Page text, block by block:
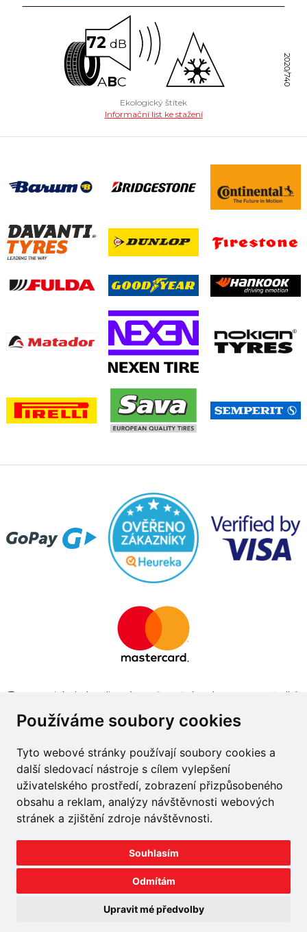
Používáme soubory cookies
Tyto webové stránky používají soubory cookies a
další sledovací nástroje s cílem vylepšení
uživatelského prostředí, zobrazení přizpůsobeného
obsahu a reklam, analýzy návštěvnosti webových
stránek a zjištění zdroje návštěvnosti.
Souhlasím
Odmítám
Upravit mé předvolby
72 dB
ABC 2020/740
Ekologický štítek
Informační list ke stažení
Tento projekt byl realizován za finanční podpory z prostředků
obchodu v programu The Country for the Future
2026prodej-pneu.cz
Napište nám
Velkoobchod